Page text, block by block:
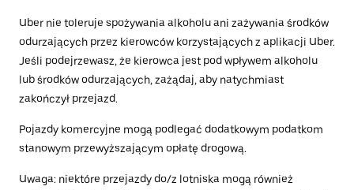
Uber nie toleruje spożywania alkoholu ani zażywania środków
odurzających przez kierowców korzystających z aplikacji Uber.
Jeśli podejrzewasz, że kierowca jest pod wpływem alkoholu
lub środków odurzających, zażądaj, aby natychmiast
zakończył przejazd.
Pojazdy komercyjne mogą podlegać dodatkowym podatkom
stanowym przewyższającym opłatę drogową.
Uwaga: niektóre przejazdy do/z lotniska mogą również